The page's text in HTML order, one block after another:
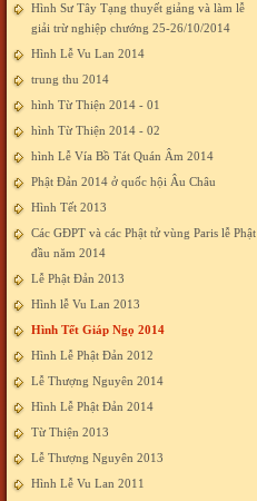
Hình Sư Tây Tạng thuyết giảng và làm lễ
giải trừ nghiệp chướng 25-26/10/2014
Hình Lễ Vu Lan 2014
trung thu 2014
hình Từ Thiện 2014 - 01
hình Từ Thiện 2014 - 02
hình Lễ Vía Bồ Tát Quán Âm 2014
Phật Đản 2014 ở quốc hội Âu Châu
Hình Tết 2013
Các GĐPT và các Phật tử vùng Paris lễ Phật
đầu năm 2014
Lễ Phật Đản 2013
Hình lễ Vu Lan 2013
Hình Tết Giáp Ngọ 2014
Hình Lễ Phật Đản 2012
Lễ Thượng Nguyên 2014
Hình Lễ Phật Đản 2014
Từ Thiện 2013
Lễ Thượng Nguyên 2013
Hình Lễ Vu Lan 2011